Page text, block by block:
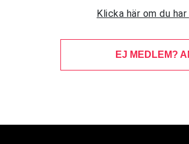
Klicka här om du
EJ MEDLEM?